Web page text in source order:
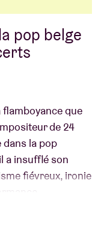
pop belge
que
de 24
dans la pop
a insufflé son
fiévreux, ironie